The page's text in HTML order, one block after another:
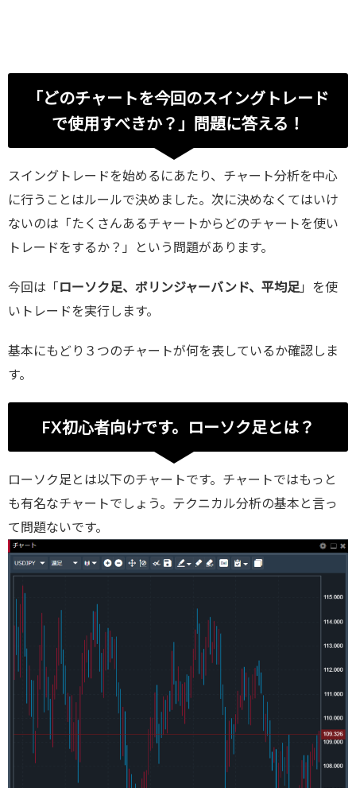
「どのチャートを今回のスイングトレード
で使用すべきか？」問題に答える！
スイングトレードを始めるにあたり、チャート分析を中心
に行うことはルールで決めました。次に決めなくてはいけ
ないのは「たくさんあるチャートからどのチャートを使い
トレードをするか？」という問題があります。
今回は「ローソク足、ボリンジャーバンド、平均足 」を使
いトレードを実行します。
基本にもどり３つのチャートが何を表しているか確認しま
す。
FX初心者向けです。ローソク足とは？
ローソク足とは以下のチャートです。チャートではもっと
も有名なチャートでしょう。テクニカル分析の基本と言っ
て問題ないです。